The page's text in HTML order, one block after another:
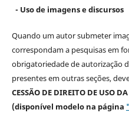
- Uso de imagens e discursos
Quando um autor submeter
correspondam a pesquisas em
obrigatoriedade de autorização
presentes em outras seções,
CESSÃO DE DIREITO DE USO
(disponível modelo na página